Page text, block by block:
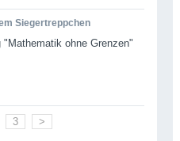
Siegertreppchen
"Mathematik ohne Grenzen"
3 >